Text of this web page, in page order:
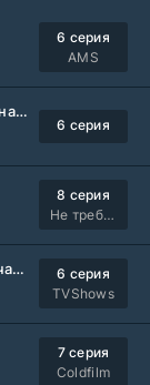
6 серия
AMS
Подразделение специального назначения (2026)
6 серия
8 серия
Не требуется
Жизнь, Ларри и стремление к несчастью: Почти история Америки (2026)
6 серия
TVShows
7 серия
Coldfilm